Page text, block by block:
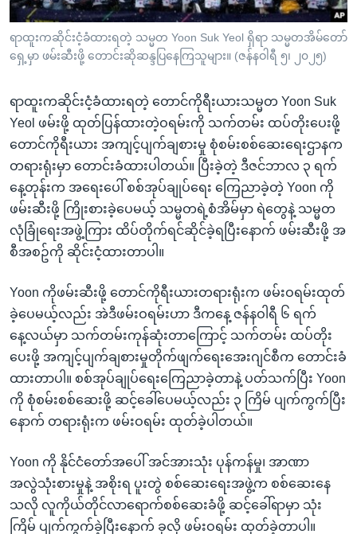
ကြည့်
ရန်
ရှာဖွေ
သို့
ကျော်
ရန်
ဘာသာစကားများ
ရာထူးကဆိုင်းငံ့ခံထားရတဲ့ သမ္မတ Yoon Suk Yeol ရှိရာ သမ္မတအိမ်တော်
ရှေ့မှာ ဖမ်းဆီးဖို့ တောင်းဆိုဆန္ဒပြနေကြသူများ။ (ဇန်နဝါရီ ၅၊ ၂၀၂၅)
ရာထူးကဆိုင်းငံ့ခံထားရတဲ့ တောင်ကိုရီးယားသမ္မတ Yoon Suk
Yeol ဖမ်းဖို့ ထုတ်ပြန်ထားတဲ့ဝရမ်းကို သက်တမ်း ထပ်တိုးပေးဖို့
တောင်ကိုရီးယား အကျင့်ပျက်ချစားမှု စုံစမ်းစစ်ဆေးရေးဌာနက
တရားရုံးမှာ တောင်းခံထားပါတယ်။ ပြီးခဲ့တဲ့ ဒီဇင်ဘာလ ၃ ရက်
နေ့တုန်းက အရေးပေါ် စစ်အုပ်ချုပ်ရေး ကြေညာခဲ့တဲ့ Yoon ကို
ဖမ်းဆီးဖို့ ကြိုးစားခဲ့ပေမယ့် သမ္မတရဲ့စံအိမ်မှာ ရဲတွေနဲ့ သမ္မတ
လုံခြုံရေးအဖွဲ့ကြား ထိပ်တိုက်ရင်ဆိုင်ခဲ့ရပြီးနောက် ဖမ်းဆီးဖို့ အ
စီအစဥ်ကို ဆိုင်းငံ့ထားတာပါ။
Yoon ကိုဖမ်းဆီးဖို့ တောင်ကိုရီးယားတရားရုံးက ဖမ်းဝရမ်းထုတ်
ခဲ့ပေမယ့်လည်း အဲဒီဖမ်းဝရမ်းဟာ ဒီကနေ့ ဇန်နဝါရီ ၆ ရက်
နေ့လယ်မှာ သက်တမ်းကုန်ဆုံးတာကြောင့် သက်တမ်း ထပ်တိုး
ပေးဖို့ အကျင့်ပျက်ချစားမှုတိုက်ဖျက်ရေးအေးဂျင်စီက တောင်းခံ
ထားတာပါ။ စစ်အုပ်ချုပ်ရေးကြေညာခဲ့တာနဲ့ ပတ်သက်ပြီး Yoon
ကို စုံစမ်းစစ်ဆေးဖို့ ဆင့်ခေါ်ပေမယ့်လည်း ၃ ကြိမ် ပျက်ကွက်ပြီး
နောက် တရားရုံးက ဖမ်းဝရမ်း ထုတ်ခဲ့ပါတယ်။
Yoon ကို နိုင်ငံတော်အပေါ် အင်အားသုံး ပုန်ကန်မှု၊ အာဏာ
အလွဲသုံးစားမှုနဲ့ အစိုးရ ပူးတွဲ စစ်ဆေးရေးအဖွဲ့က စစ်ဆေးနေ
သလို လူကိုယ်တိုင်လာရောက်စစ်ဆေးခံဖို့ ဆင့်ခေါ်ရာမှာ သုံး
ကြိမ် ပျက်ကွက်ခဲ့ပြီးနောက် ခုလို ဖမ်းဝရမ်း ထုတ်ခဲ့တာပါ။